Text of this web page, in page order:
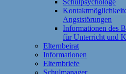
Schulpsychologe
Angststörungen
Informationen des
für Unterricht und
Elternbeirat
Informationen
Elternbriefe
Schulmanager